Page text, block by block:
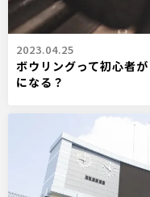
2023.04.25
ボウリングって初心者
になる？